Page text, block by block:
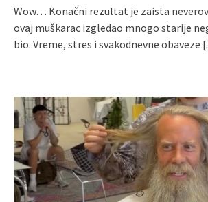
Wow… Konačni rezultat je zaista
ovaj muškarac izgledao mnogo starije
bio. Vreme, stres i svakodnevne obaveze